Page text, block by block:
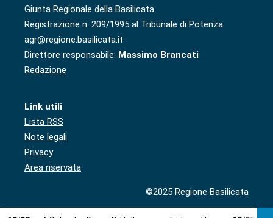
Giunta Regionale della Basilicata
Registrazione n. 209/1995 al Tribunale di Potenza
agr@regione.basilicata.it
Direttore responsabile: Massimo Brancati
Redazione
Link utili
Lista RSS
Note legali
Privacy
Area riservata
©2025 Regione Basilicata